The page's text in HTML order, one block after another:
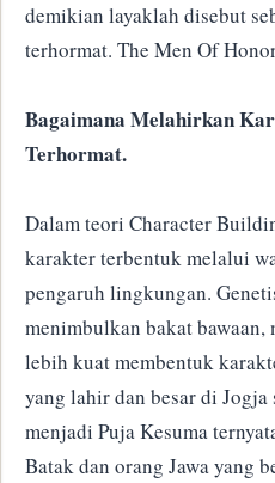
demikian layaklah disebut
terhormat. The Men Of
Bagaimana Melahirkan
Terhormat.
Dalam teori Character
karakter terbentuk melalui
pengaruh lingkungan.
menimbulkan bakat
lebih kuat membentuk
yang lahir dan besar di Jogja
menjadi Puja Kesuma
Batak dan orang Jawa yang